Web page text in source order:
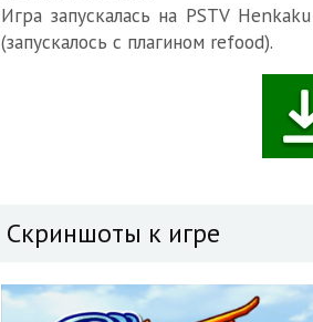
Игра запускалась на PSTV
(запускалось с плагином refood).
Скриншоты к игре